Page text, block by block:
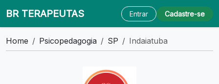
BR TERAPEUTAS Entrar Cadastre-se
Home Psicopedagogia SP Indaiatuba